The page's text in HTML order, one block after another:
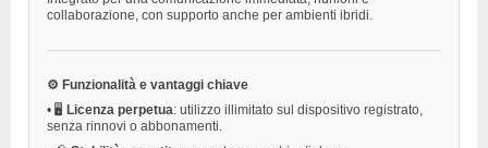
collaborazione, con supporto anche per ambienti ibridi.
⚙️ Funzionalità e vantaggi chiave
• 🖥️ Licenza perpetua: utilizzo illimitato sul dispositivo registrato,
senza rinnovi o abbonamenti.